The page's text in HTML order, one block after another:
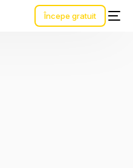
Începe gratuit